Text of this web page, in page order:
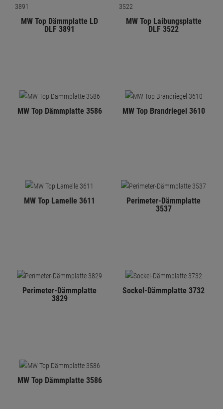
MW Top Dämmplatte LD
DLF 3891
MW Top Laibungsplatte
DLF 3522
MW Top Dämmplatte 3586 MW Top Brandriegel 3610
MW Top Lamelle 3611
Perimeter-Dämmplatte
3537
Perimeter-Dämmplatte
3829
Sockel-Dämmplatte 3732
MW Top Dämmplatte 3586